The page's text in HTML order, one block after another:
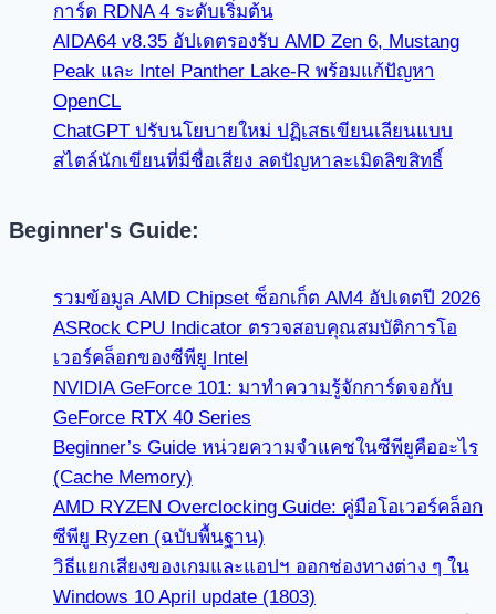
การ์ด RDNA 4 ระดับเริ่มต้น
AIDA64 v8.35 อัปเดตรองรับ AMD Zen 6, Mustang
Peak และ Intel Panther Lake-R พร้อมแก้ปัญหา
OpenCL
ChatGPT ปรับนโยบายใหม่ ปฏิเสธเขียนเลียนแบบ
สไตล์นักเขียนที่มีชื่อเสียง ลดปัญหาละเมิดลิขสิทธิ์
Beginner's Guide:
รวมข้อมูล AMD Chipset ซ็อกเก็ต AM4 อัปเดตปี 2026
ASRock CPU Indicator ตรวจสอบคุณสมบัติการโอ
เวอร์คล็อกของซีพียู Intel
NVIDIA GeForce 101: มาทำความรู้จักการ์ดจอกับ
GeForce RTX 40 Series
Beginner’s Guide หน่วยความจำแคชในซีพียูคืออะไร
(Cache Memory)
AMD RYZEN Overclocking Guide: คู่มือโอเวอร์คล็อก
ซีพียู Ryzen (ฉบับพื้นฐาน)
วิธีแยกเสียงของเกมและแอปฯ ออกช่องทางต่าง ๆ ใน
Windows 10 April update (1803)